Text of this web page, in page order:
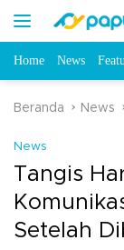
Home News
Beranda News
News
Tangis
Setelah